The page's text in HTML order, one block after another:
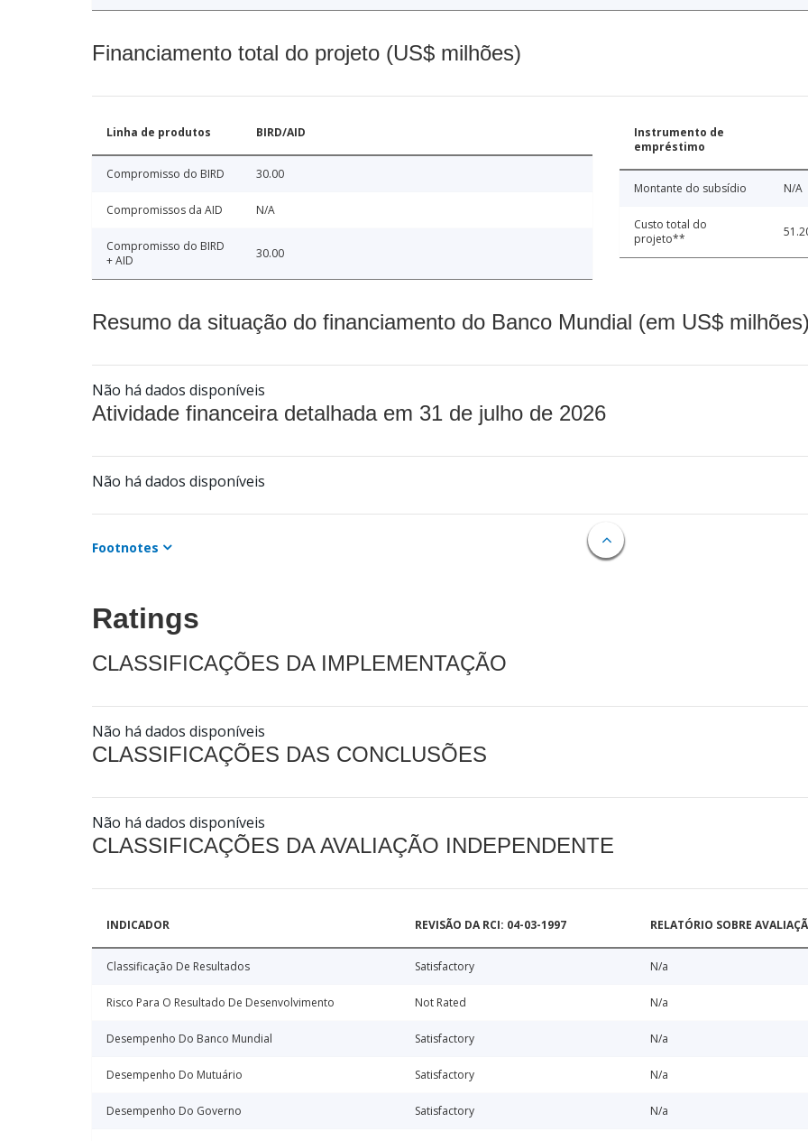
Financiamento total do projeto (US$ milhões)
Linha de produtos BIRD/AID
Compromisso do BIRD 30.00
Compromissos da AID N/A
Compromisso do BIRD
+ AID
30.00
Instrumento de
empréstimo
Montante do subsídio N/A
Custo total do
projeto**
Resumo da situação do financiamento do Banco Mundial (em US$
Não há dados disponíveis
Atividade financeira detalhada em 31 de julho de 2026
Não há dados disponíveis
Footnotes
Ratings
CLASSIFICAÇÕES DA IMPLEMENTAÇÃO
Não há dados disponíveis
CLASSIFICAÇÕES DAS CONCLUSÕES
Não há dados disponíveis
CLASSIFICAÇÕES DA AVALIAÇÃO INDEPENDENTE
INDICADOR REVISÃO DA RCI: 04-03-1997 RELATÓRIO SOBRE
Classificação De Resultados Satisfactory N/a
Risco Para O Resultado De Desenvolvimento Not Rated N/a
Desempenho Do Banco Mundial Satisfactory N/a
Desempenho Do Mutuário Satisfactory N/a
Desempenho Do Governo Satisfactory N/a